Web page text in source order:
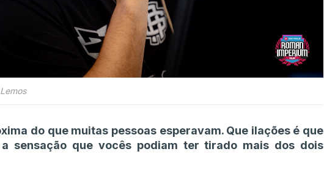
do que muitas pessoas esperavam. Que ilações é que
sensação que vocês podiam ter tirado mais dos dois